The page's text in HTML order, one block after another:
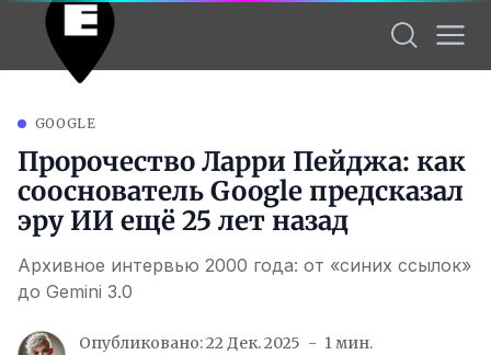
GOOGLE
Пророчество Ларри Пейджа: как
сооснователь Google предсказал
эру ИИ ещё 25 лет назад
Архивное интервью 2000 года: от «синих ссылок»
до Gemini 3.0
Опубликовано: 22 Дек. 2025
1 мин.